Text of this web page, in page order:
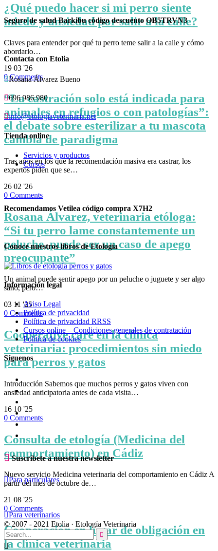
¿Qué puedo hacer si mi perro siente
miedo y ansiedad por salir a la calle?
Claves para entender por qué tu perro teme salir a la calle y cómo
abordarlo…
19 03 '26
0Comments
“La castración solo está indicada para
animales en refugios o con patologías”:
el debate sobre esterilizar a tu mascota
cambia de paradigma
Tras años en los que la recomendación masiva era castrar, los
expertos piden que se…
26 02 '26
0 Comments
Rosana Álvarez, veterinaria etóloga:
“Si tu perro lame constantemente un
peluche, puede ser un caso de apego
preocupante”
Un animal puede sentir apego por un peluche o juguete y ser algo
sano, pero…
03 11 '25
0 Comments
Cooperative care en la clínica
veterinaria: procedimientos sin miedo
para perros y gatos
Introducción Sabemos que muchos perros y gatos viven con
ansiedad anticipatoria antes de cada visita…
16 10 '25
0 Comments
Consulta de etología (Medicina del
comportamiento) en Cádiz
Nuevo servicio Medicina veterinaria del comportamiento en Cádiz A
partir del mes de octubre de…
21 08 '25
0 Comments
Cooperación en lugar de obligación en
la clínica veterinaria
Seguro de salud Barkibu código descuento OB5TRVN3
Contacta con Etolia
Rosana Álvarez Bueno
696 986 980
info@etologiaveterinaria.net
Tienda online
Servicios y productos
Cursos
Recomendamos Vetilea código compra X7H2
Conoce nuestros libros de Etología
Información legal
Aviso Legal
Política de privacidad
Política de privacidad RRSS
Cursos online – Condiciones generales de contratación
Política de cookies
Síguenos
Suscríbete a nuestra newsletter
Para particulares
Para veterinarios
© 2007 - 2021 Etolia · Etología Veterinaria

